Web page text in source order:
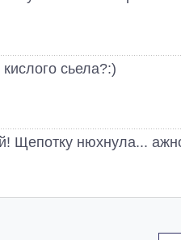
сьела?:)
Щепотку нюхнула...